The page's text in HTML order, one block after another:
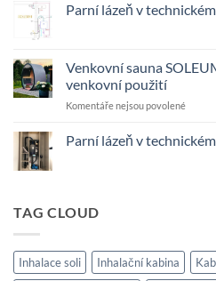
názvem
lázně
Parní lázeň v
textu
názvem
lázeň
prostoru
Venkovní sauna
venkovní použití
Komentáře nejsou povolenéu
pro
Parní lázeň v
názvem
v
technickém
prostoru
TAG CLOUD
Inhalace soli Inhalační kabina